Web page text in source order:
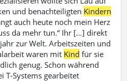
und benachteiligten Kindern
auch heute noch mein Herz
da mehr tun.“ Ihr [...] direkt
zur Welt. Arbeitszeiten und
waren mit Kind für sie
genug. Schon während
T-Systems gearbeitet